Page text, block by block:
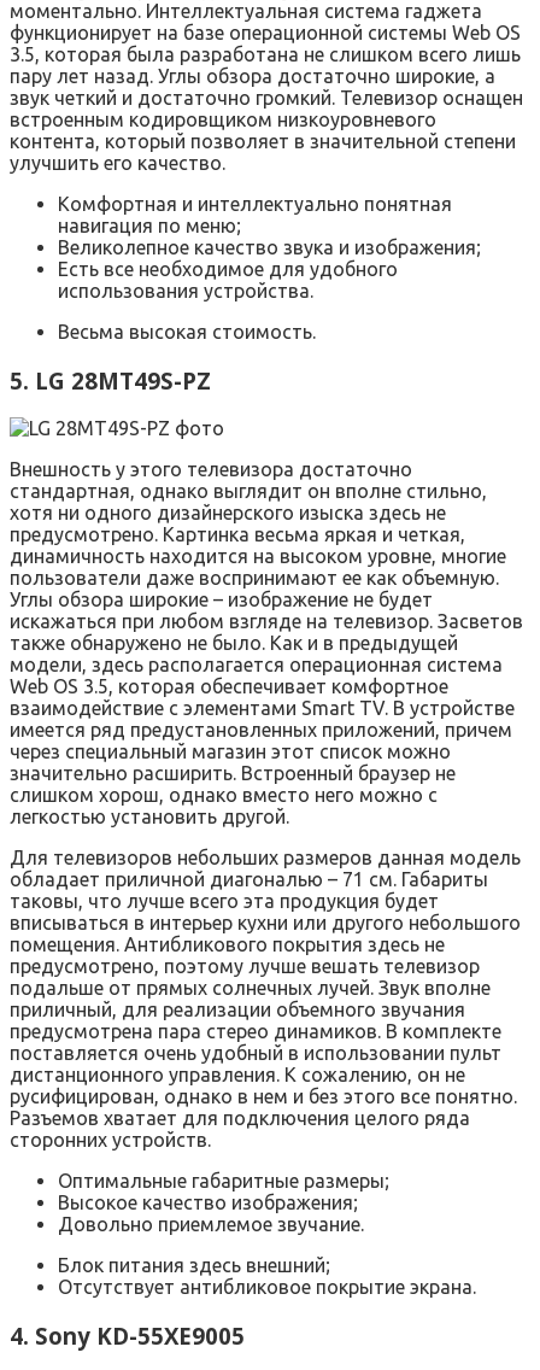
моментально. Интеллектуальная система гаджета
функционирует на базе операционной системы Web OS
3.5, которая была разработана не слишком всего лишь
пару лет назад. Углы обзора достаточно широкие, а
звук четкий и достаточно громкий. Телевизор оснащен
встроенным кодировщиком низкоуровневого
контента, который позволяет в значительной степени
улучшить его качество.
Комфортная и интеллектуально понятная
навигация по меню;
Великолепное качество звука и изображения;
Есть все необходимое для удобного
использования устройства.
Весьма высокая стоимость.
5. LG 28MT49S-PZ
Внешность у этого телевизора достаточно
стандартная, однако выглядит он вполне стильно,
хотя ни одного дизайнерского изыска здесь не
предусмотрено. Картинка весьма яркая и четкая,
динамичность находится на высоком уровне, многие
пользователи даже воспринимают ее как объемную.
Углы обзора широкие – изображение не будет
искажаться при любом взгляде на телевизор. Засветов
также обнаружено не было. Как и в предыдущей
модели, здесь располагается операционная система
Web OS 3.5, которая обеспечивает комфортное
взаимодействие с элементами Smart TV. В устройстве
имеется ряд предустановленных приложений, причем
через специальный магазин этот список можно
значительно расширить. Встроенный браузер не
слишком хорош, однако вместо него можно с
легкостью установить другой.
Для телевизоров небольших размеров данная модель
обладает приличной диагональю – 71 см. Габариты
таковы, что лучше всего эта продукция будет
вписываться в интерьер кухни или другого небольшого
помещения. Антибликового покрытия здесь не
предусмотрено, поэтому лучше вешать телевизор
подальше от прямых солнечных лучей. Звук вполне
приличный, для реализации объемного звучания
предусмотрена пара стерео динамиков. В комплекте
поставляется очень удобный в использовании пульт
дистанционного управления. К сожалению, он не
русифицирован, однако в нем и без этого все понятно.
Разъемов хватает для подключения целого ряда
сторонних устройств.
Оптимальные габаритные размеры;
Высокое качество изображения;
Довольно приемлемое звучание.
Блок питания здесь внешний;
Отсутствует антибликовое покрытие экрана.
4. Sony KD-55XE9005